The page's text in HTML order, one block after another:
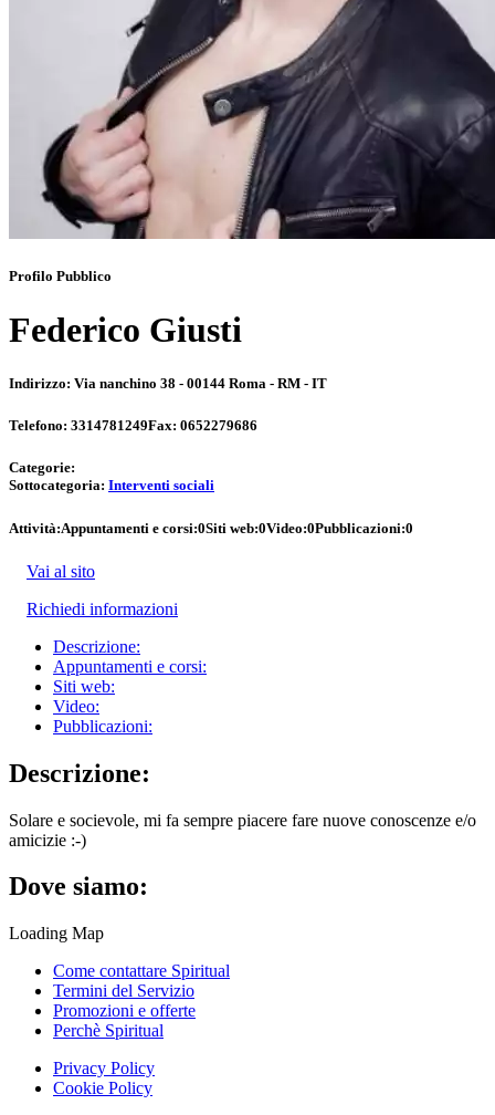
Profilo Pubblico
Federico Giusti
Indirizzo: Via nanchino 38 - 00144 Roma - RM - IT
Telefono: 3314781249Fax: 0652279686
Categorie:
Sottocategoria: Interventi sociali
Attività:Appuntamenti e corsi:0Siti web:0Video:0Pubblicazioni:0
Vai al sito
Richiedi informazioni
Descrizione:
Appuntamenti e corsi:
Siti web:
Video:
Pubblicazioni:
Descrizione:
Solare e socievole, mi fa sempre piacere fare nuove conoscenze e/o
amicizie :-)
Dove siamo:
Loading Map
Come contattare Spiritual
Termini del Servizio
Promozioni e offerte
Perchè Spiritual
Privacy Policy
Cookie Policy